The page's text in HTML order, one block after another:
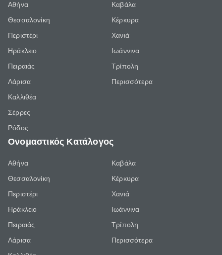
Αθήνα
Θεσσαλονίκη
Περιστέρι
Ηράκλειο
Πειραιάς
Λάρισα
Καλλιθέα
Σέρρες
Ρόδος
Καβάλα
Κέρκυρα
Χανιά
Ιωάννινα
Τρίπολη
Περισσότερα
Ονομαστικός Κατάλογος
Αθήνα
Θεσσαλονίκη
Περιστέρι
Ηράκλειο
Πειραιάς
Λάρισα
Καβάλα
Κέρκυρα
Χανιά
Ιωάννινα
Τρίπολη
Περισσότερα